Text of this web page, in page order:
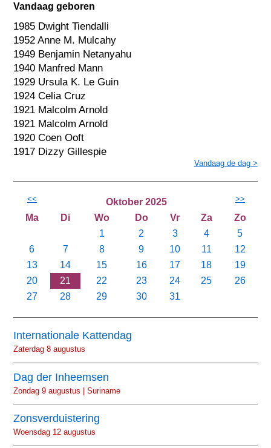
Vandaag geboren
1985 Dwight Tiendalli
1952 Anne M. Mulcahy
1949 Benjamin Netanyahu
1940 Manfred Mann
1929 Ursula K. Le Guin
1924 Celia Cruz
1921 Malcolm Arnold
1921 Malcolm Arnold
1920 Coen Ooft
1917 Dizzy Gillespie
Vandaag de dag >
<< Oktober 2025 >>
Ma Di Wo Do Vr Za
Zo
1
2 3 4
5
6
7 8 9 10 11
12
13
14 15 16 17 18
19
20
21 22 23 24 25
26
27
28 29 30 31
Internationale Kattendag
Zaterdag 8 augustus
Dag der Inheemsen
Zondag 9 augustus | Suriname
Zonsverduistering
Woensdag 12 augustus